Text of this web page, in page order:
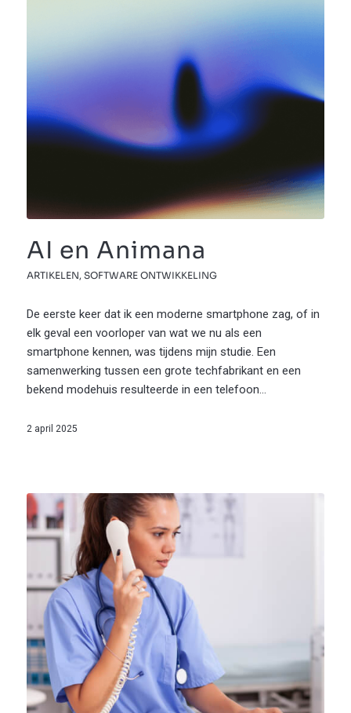
AI en Animana
ARTIKELEN, SOFTWARE ONTWIKKELING
De eerste keer dat ik een moderne smartphone zag, of in
elk geval een voorloper van wat we nu als een
smartphone kennen, was tijdens mijn studie. Een
samenwerking tussen een grote techfabrikant en een
bekend modehuis resulteerde in een telefoon…
2 april 2025